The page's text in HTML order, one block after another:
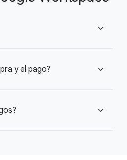
expand_more
y el pago? expand_more
expand_more